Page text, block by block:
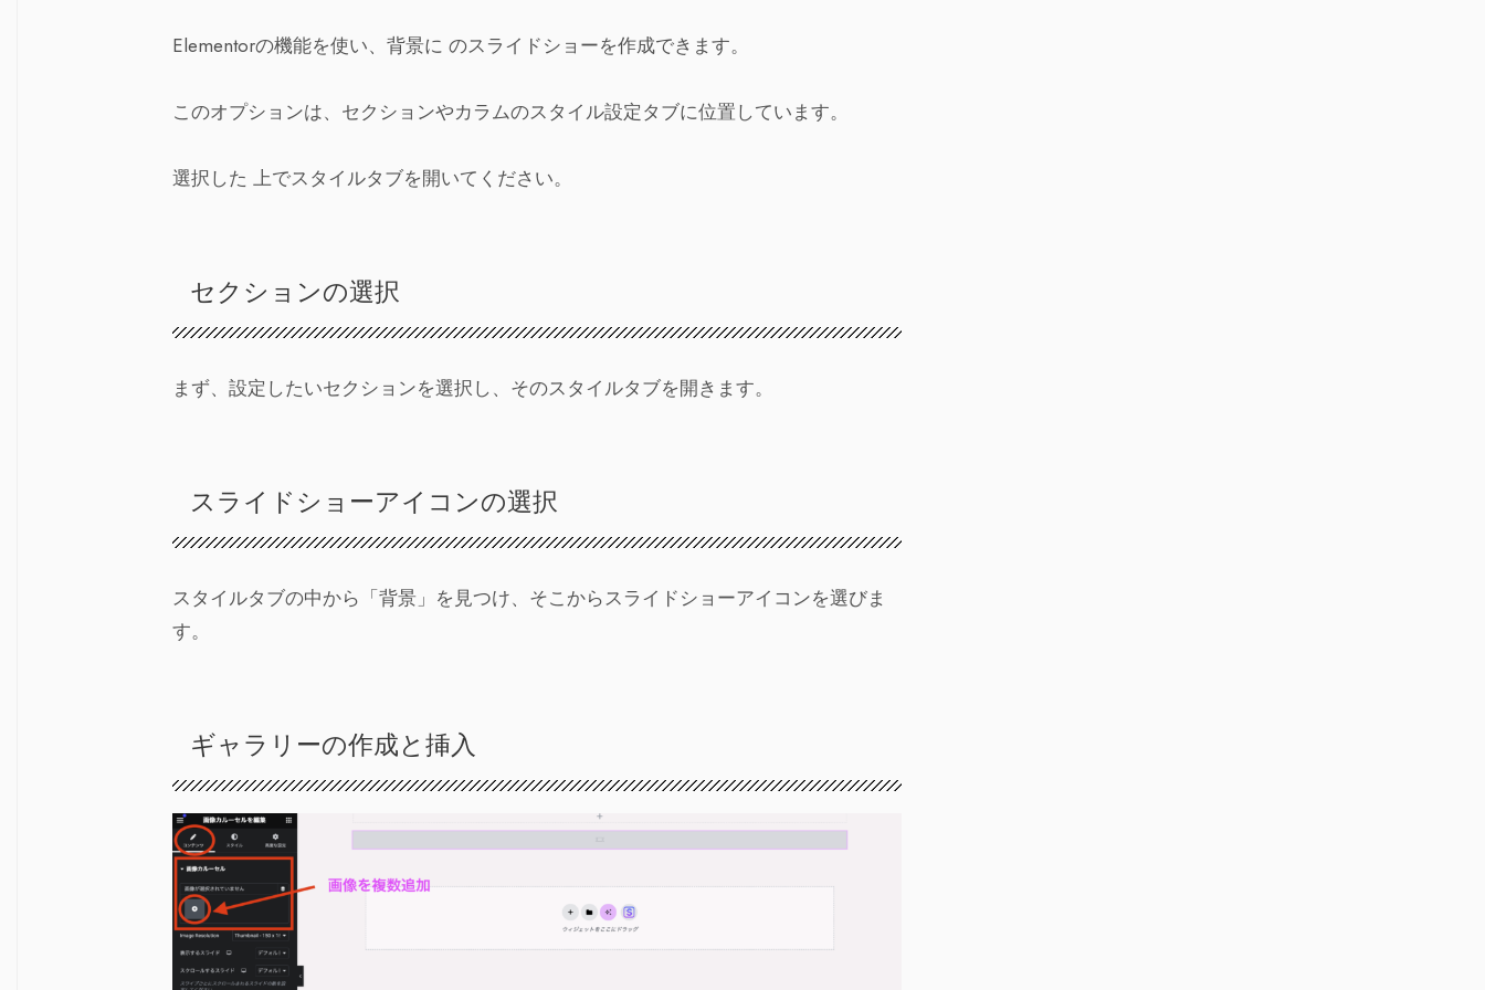
Elementorの機能を使い、背景に のスライドショーを作成できます。
このオプションは、セクションやカラムのスタイル設定タブに位置しています。
選択した 上でスタイルタブを開いてください。
セクションの選択
まず、設定したいセクションを選択し、そのスタイルタブを開きます。
スライドショーアイコンの選択
スタイルタブの中から「背景」を見つけ、そこからスライドショーアイコンを選びま
す。
ギャラリーの作成と挿入